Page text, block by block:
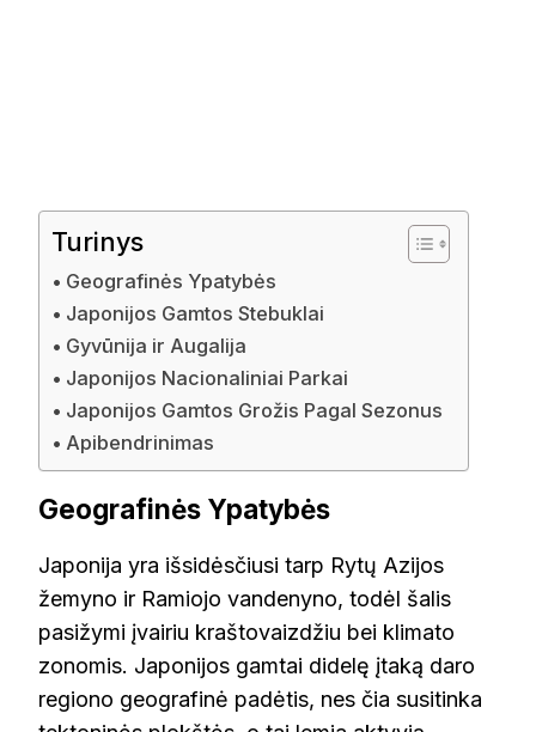
Turinys
Geografinės Ypatybės
Japonijos Gamtos Stebuklai
Gyvūnija ir Augalija
Japonijos Nacionaliniai Parkai
Japonijos Gamtos Grožis Pagal Sezonus
Apibendrinimas
Geografinės Ypatybės
Japonija yra išsidėsčiusi tarp Rytų Azijos
žemyno ir Ramiojo vandenyno, todėl šalis
pasižymi įvairiu kraštovaizdžiu bei klimato
zonomis. Japonijos gamtai didelę įtaką daro
regiono geografinė padėtis, nes čia susitinka